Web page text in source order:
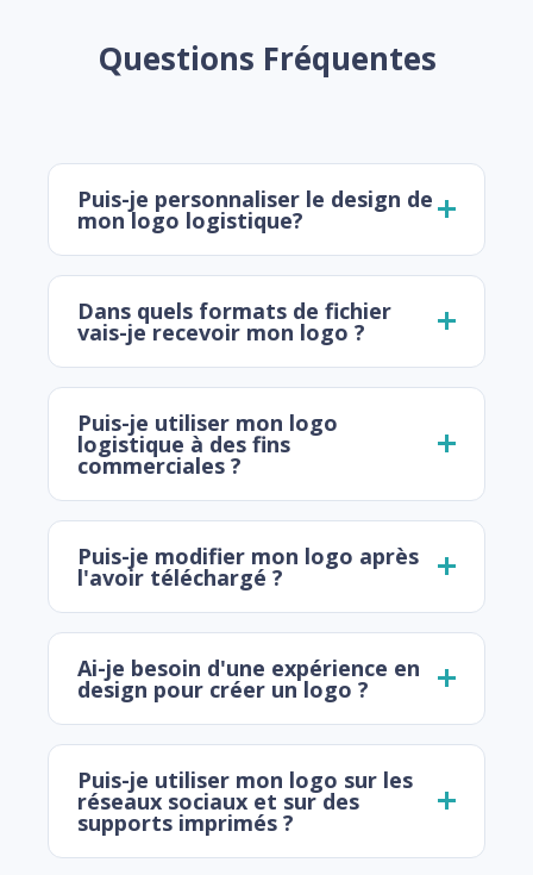
Questions Fréquentes
Puis-je personnaliser le design de
mon logo logistique?
Dans quels formats de fichier
vais-je recevoir mon logo ?
Puis-je utiliser mon logo
logistique à des fins
commerciales ?
Puis-je modifier mon logo après
l'avoir téléchargé ?
Ai-je besoin d'une expérience en
design pour créer un logo ?
Puis-je utiliser mon logo sur les
réseaux sociaux et sur des
supports imprimés ?